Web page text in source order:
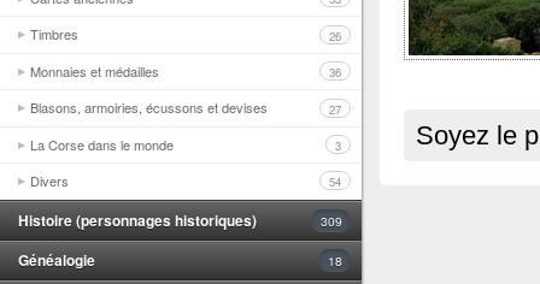
Timbres 26
Monnaies et médailles 36
Blasons, armoiries, écussons et devises 27
La Corse dans le monde 3
Divers 54
Histoire (personnages historiques) 309
Généalogie 18
Soyez le